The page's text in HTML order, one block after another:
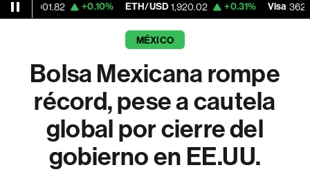
+0.10% ETH/USD 1,920.02 +0.31% Visa 362.50 -2.15%
MÉXICO
Bolsa Mexicana rompe
récord, pese a cautela
global por cierre del
gobierno en EE.UU.